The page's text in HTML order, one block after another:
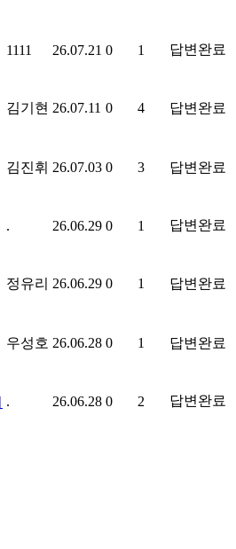
1111 26.07.21 0 1 답변완료
김기현 26.07.11 0 4 답변완료
김진휘 26.07.03 0 3 답변완료
. 26.06.29 0 1 답변완료
정유리 26.06.29 0 1 답변완료
우성호 26.06.28 0 1 답변완료
. 26.06.28 0 2 답변완료